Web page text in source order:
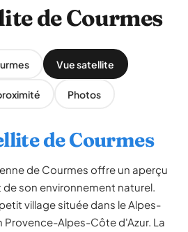
de Courmes
Vue satellite
Photos
de Courmes
de Courmes offre un aperçu
son environnement naturel.
village située dans le Alpes-
Provence-Alpes-Côte d'Azur. La